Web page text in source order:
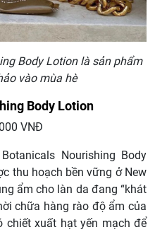
Body Lotion là sản phẩm
vào mùa hè
Body Lotion
VNĐ
Nourishing Body
thu hoạch bền vững ở New
ẩm cho làn da đang “khát
chữa hàng rào độ ẩm của
chiết xuất hạt yến mạch để